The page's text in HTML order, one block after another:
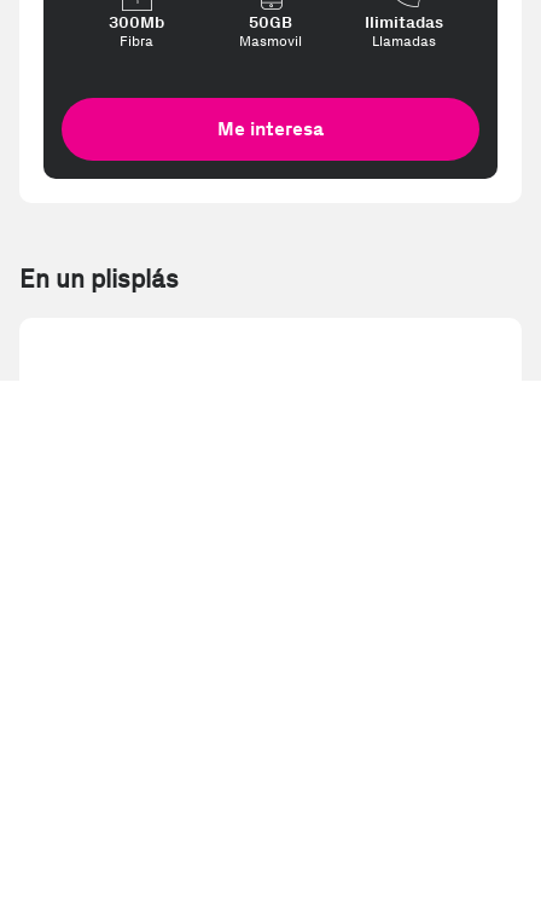
300Mb
Fibra
50GB
Masmovil
Ilimitadas
Llamadas
Me interesa
En un plisplás